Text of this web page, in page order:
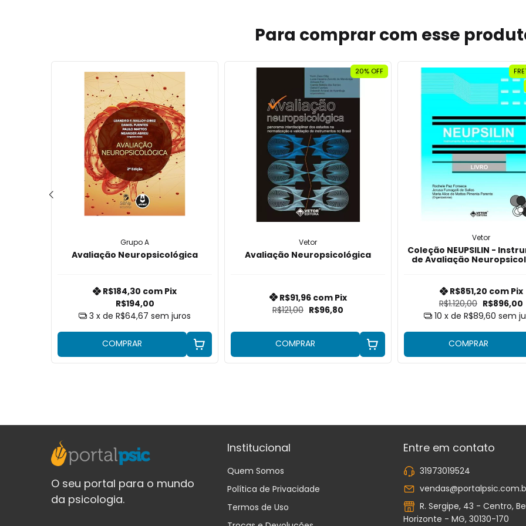
Para comprar com esse
Grupo A
Avaliação Neuropsicológica
R$194,00
R$184,30 com Pix
3 x de R$64,67 sem juros
COMPRAR
20% OFF
Vetor
Avaliação Neuropsicológica
R$121,00 R$96,80
R$91,96 com Pix
COMPRAR
Vetor
Coleção NEUPSILIN -
de Avaliação
R$1.120,00 R$896,00
R$851,20 com Pix
10 x de R$89,60 sem
COMPRAR
O seu portal para o mundo
da psicologia.
Institucional
Quem Somos
Política de Privacidade
Termos de Uso
Entre em contato
31973019524
R. Sergipe, 43 - Centro,
Horizonte - MG, 30130-170